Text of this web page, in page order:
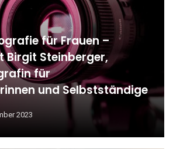
für Frauen –
Birgit Steinberger,
für
und Selbstständige
2023